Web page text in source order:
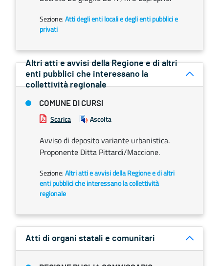
Sezione:Atti degli enti locali e degli enti pubblici e
privati
Altri atti e avvisi della Regione e di altri
enti pubblici che interessano la
collettività regionale
COMUNE DI CURSI
Scarica Ascolta
Avviso di deposito variante urbanistica.
Proponente Ditta Pittardi/Maccione.
Sezione:Altri atti e avvisi della Regione e di altri
enti pubblici che interessano la collettività
regionale
Atti di organi statali e comunitari